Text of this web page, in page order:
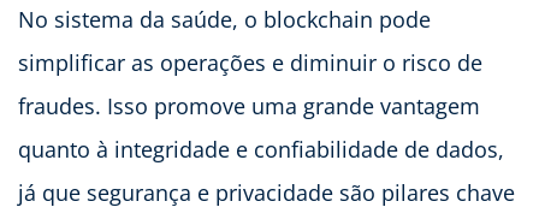
No sistema da saúde, o blockchain pode
simplificar as operações e diminuir o risco de
fraudes. Isso promove uma grande vantagem
quanto à integridade e confiabilidade de dados,
já que segurança e privacidade são pilares chave